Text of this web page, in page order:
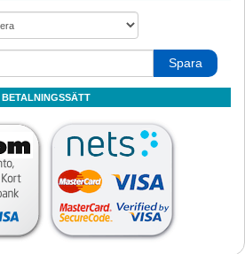
Spara
BETALNINGSSÄTT